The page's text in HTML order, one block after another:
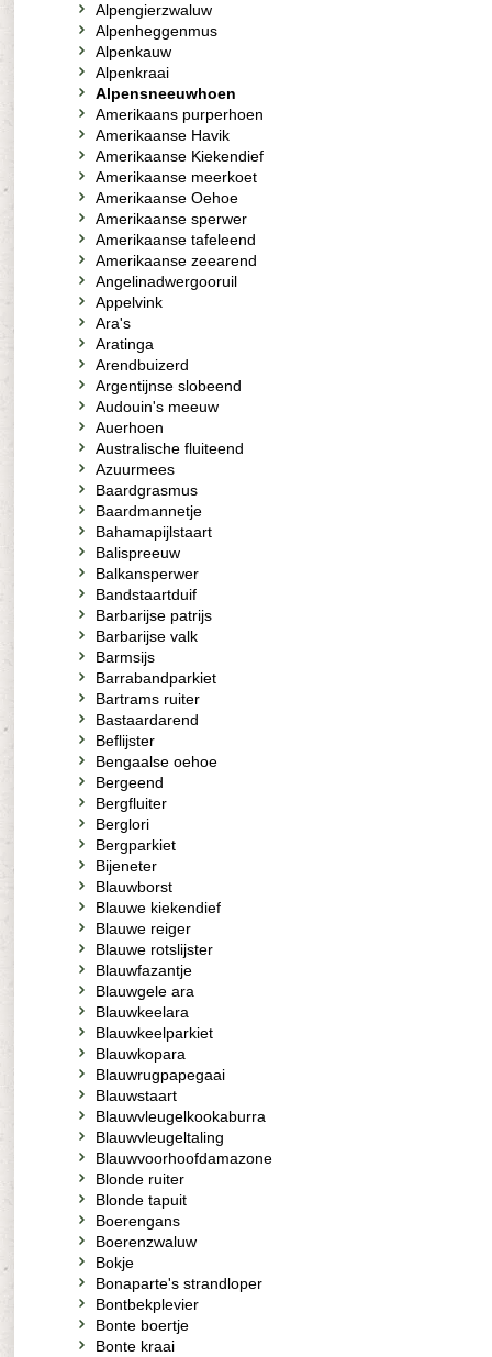
Alpengierzwaluw
Alpenheggenmus
Alpenkauw
Alpenkraai
Alpensneeuwhoen
Amerikaans purperhoen
Amerikaanse Havik
Amerikaanse Kiekendief
Amerikaanse meerkoet
Amerikaanse Oehoe
Amerikaanse sperwer
Amerikaanse tafeleend
Amerikaanse zeearend
Angelinadwergooruil
Appelvink
Ara's
Aratinga
Arendbuizerd
Argentijnse slobeend
Audouin's meeuw
Auerhoen
Australische fluiteend
Azuurmees
Baardgrasmus
Baardmannetje
Bahamapijlstaart
Balispreeuw
Balkansperwer
Bandstaartduif
Barbarijse patrijs
Barbarijse valk
Barmsijs
Barrabandparkiet
Bartrams ruiter
Bastaardarend
Beflijster
Bengaalse oehoe
Bergeend
Bergfluiter
Berglori
Bergparkiet
Bijeneter
Blauwborst
Blauwe kiekendief
Blauwe reiger
Blauwe rotslijster
Blauwfazantje
Blauwgele ara
Blauwkeelara
Blauwkeelparkiet
Blauwkopara
Blauwrugpapegaai
Blauwstaart
Blauwvleugelkookaburra
Blauwvleugeltaling
Blauwvoorhoofdamazone
Blonde ruiter
Blonde tapuit
Boerengans
Boerenzwaluw
Bokje
Bonaparte's strandloper
Bontbekplevier
Bonte boertje
Bonte kraai